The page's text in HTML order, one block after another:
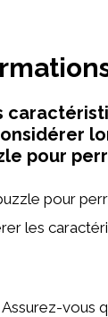
pour
pour
les
Assurez-vous